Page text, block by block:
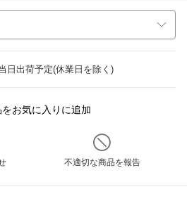
日出荷予定(休業日を除く)
お気に入りに追加
不適切な商品を報告